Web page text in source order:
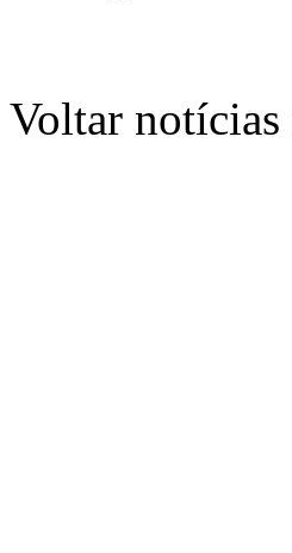
Voltar notícias